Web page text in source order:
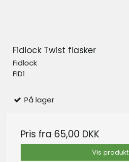
Fidlock Twist flasker
Fidlock
FID1
På lager
Pris fra 65,00 DKK
Vis produkt